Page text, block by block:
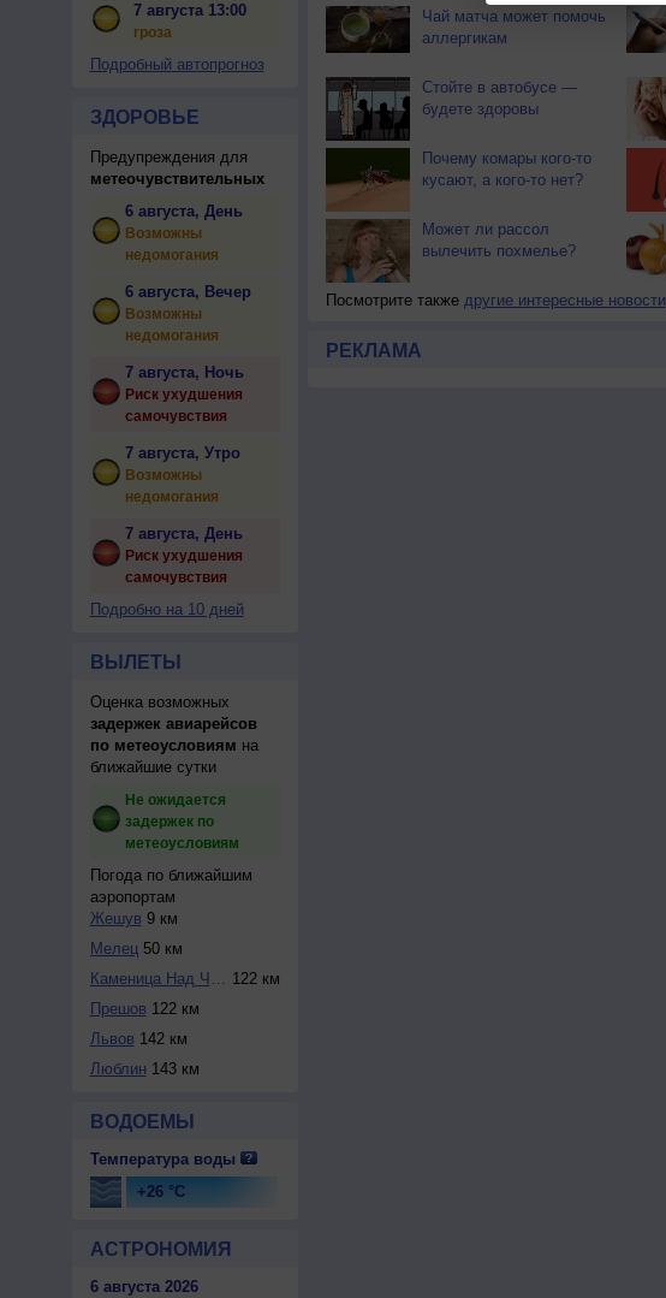
7 августа 13:00
гроза
Подробный автопрогноз
ЗДОРОВЬЕ
Предупреждения для
метеочувствительных
6 августа, День
Возможны
недомогания
6 августа, Вечер
Возможны
недомогания
7 августа, Ночь
Риск ухудшения
самочувствия
7 августа, Утро
Возможны
недомогания
7 августа, День
Риск ухудшения
самочувствия
Подробно на 10 дней
ВЫЛЕТЫ
Оценка возможных
задержек авиарейсов
по метеоусловиям на
ближайшие сутки
Не ожидается
задержек по
метеоусловиям
Погода по ближайшим
аэропортам
Жешув 9 км
Мелец50 км
Каменица Над Черо... 122 км
Прешов 122 км
Львов 142 км
Люблин 143 км
ВОДОЕМЫ
Температура воды
+26 °C
АСТРОНОМИЯ
6 августа 2026
Чай матча может помочь
аллергикам
Стойте в автобусе —
будете здоровы
Почему комары кого-то
кусают, а кого-то нет?
Может ли рассол
вылечить похмелье?
Посмотрите также другие интересные новости
РЕКЛАМА